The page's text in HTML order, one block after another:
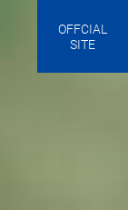
OFFCIAL
SITE